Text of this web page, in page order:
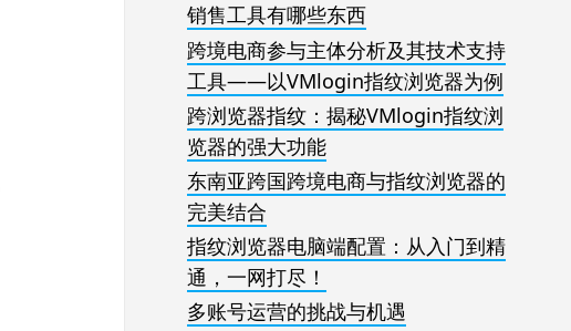
销售工具有哪些东西
跨境电商参与主体分析及其技术支持
工具——以VMlogin指纹浏览器为例
跨浏览器指纹：揭秘VMlogin指纹浏
览器的强大功能
东南亚跨国跨境电商与指纹浏览器的
完美结合
指纹浏览器电脑端配置：从入门到精
通，一网打尽！
多账号运营的挑战与机遇